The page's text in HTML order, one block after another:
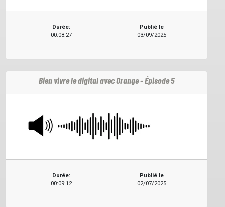
Durée:
00:08:27
Publié le
03/09/2025
Bien vivre le digital avec Orange - Épisode 5
Durée:
00:09:12
Publié le
02/07/2025